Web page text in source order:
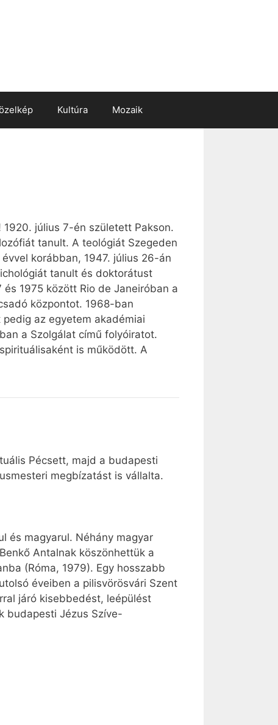
Kultúra Mozaik
július 7-én született Pakson.
tanult. A teológiát Szegeden
korábban, 1947. július 26-án
tanult és doktorátust
1975 között Rio de Janeiróban a
központot. 1968-ban
az egyetem akadémiai
a Szolgálat című folyóiratot.
is működött. A
Pécsett, majd a budapesti
megbízatást is vállalta.
és magyarul. Néhány magyar
Antalnak köszönhettük a
(Róma, 1979). Egy hosszabb
éveiben a pilisvörösvári Szent
járó kisebbedést, leépülést
budapesti Jézus Szíve-